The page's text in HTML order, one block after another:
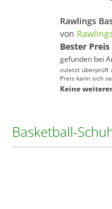
von Rawlings
Bester Preis
gefunden bei
zuletzt überprüft
Preis kann sich
Keine
Basketball-